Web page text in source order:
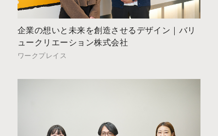
企業の想いと未来を創造させるデザイン｜バリ
ュークリエーション株式会社
ワークプレイス